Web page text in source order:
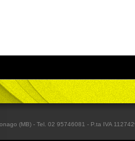
(MB) - Tel. 02 95746081 - P.ta IVA